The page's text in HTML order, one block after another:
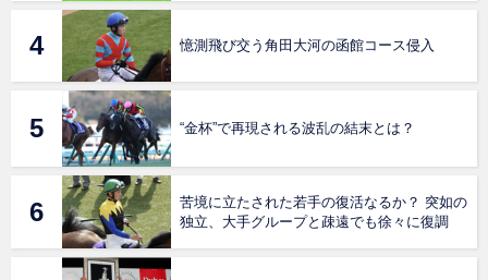
憶測飛び交う角田大河の函館コース侵入
“金杯”で再現される波乱の結末とは？
苦境に立たされた若手の復活なるか？ 突如の
独立、大手グループと疎遠でも徐々に復調